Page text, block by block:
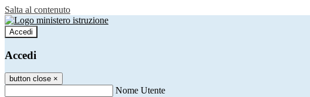
Salta al contenuto
Accedi
Accedi
button close ×
Nome Utente